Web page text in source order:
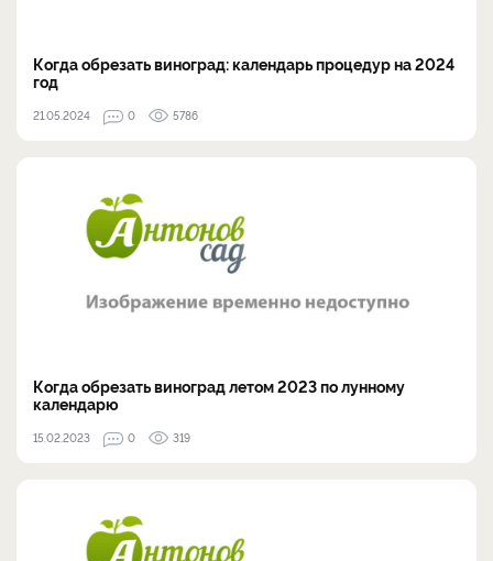
Когда обрезать виноград: календарь процедур на 2024
год
21.05.2024 0 5786
Когда обрезать виноград летом 2023 по лунному
календарю
15.02.2023 0 319